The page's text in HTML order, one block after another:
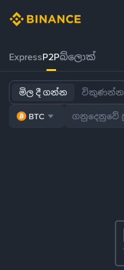
ExpressP2Pබ්ලොක්
මිල දී ගන්න විකුණන්න
BTC